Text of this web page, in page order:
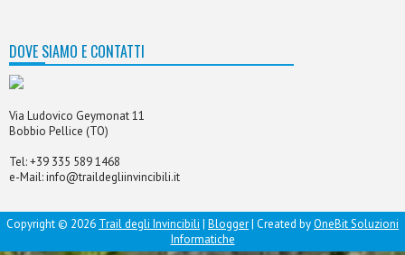
DOVE SIAMO E CONTATTI
Via Ludovico Geymonat 11
Bobbio Pellice (TO)
Tel:+39 335 589 1468
e-Mail:info@traildegliinvincibili.it
Copyright © 2026 Trail degli Invincibili | Blogger| Created byOneBit Soluzioni
Informatiche